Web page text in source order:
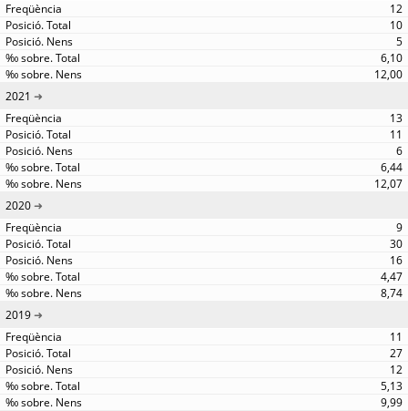
12
10
5
6,10
12,00
2021
13
11
6
6,44
12,07
2020
9
30
16
4,47
8,74
2019
11
27
12
5,13
9,99